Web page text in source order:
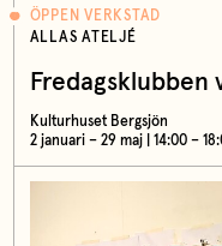
ÖPPEN VERKSTAD
ALLAS ATELJÉ
Fredagsklubben
Kulturhuset Bergsjön
2 januari – 29 maj | 14:00 –